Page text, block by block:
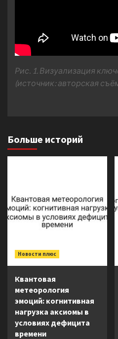
Рис. 1. Визуализация
(источник: авторская
Больше историй
Новости плюс
Квантовая
метеорология
эмоций: когнитивная
нагрузка аксиомы в
условиях дефицита
времени